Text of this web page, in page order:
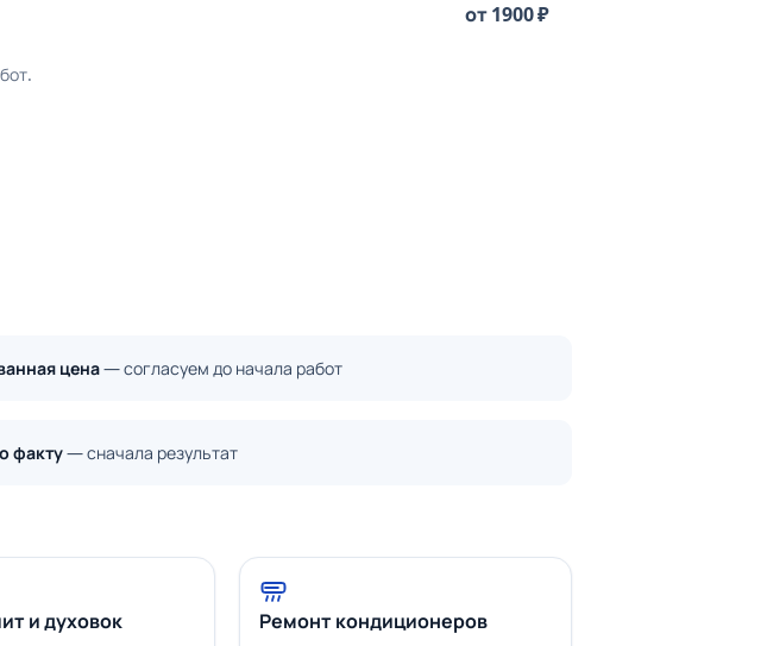
от 1900 ₽
цена— согласуем до начала работ
факту— сначала результат
и духовок Ремонт кондиционеров